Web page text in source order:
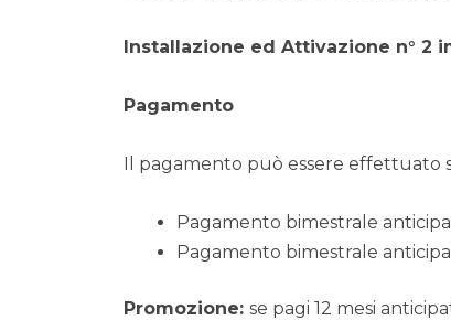
Installazione ed Attivazione n° 2
Pagamento
Il pagamento può essere effettuato
Pagamento bimestrale
Pagamento bimestrale
Promozione: se pagi 12 mesi